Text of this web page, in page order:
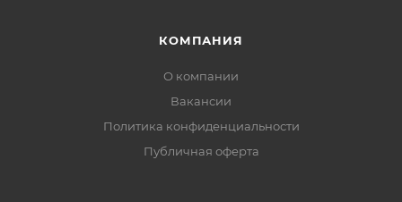
КОМПАНИЯ
О компании
Вакансии
Политика конфиденциальности
Публичная оферта